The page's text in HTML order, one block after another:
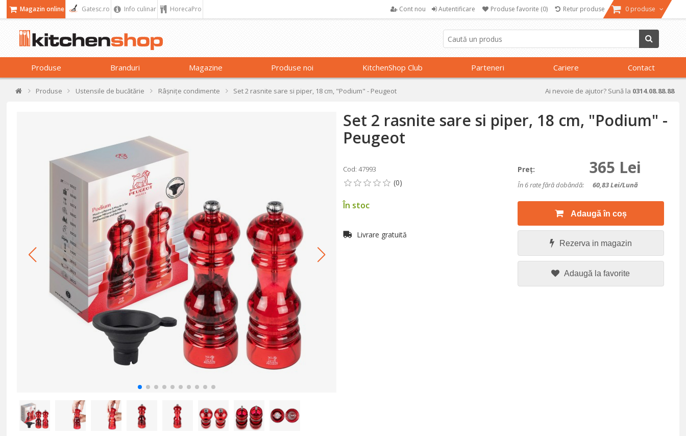
Magazin online Gatesc.ro Info culinar HorecaPro Cont nou Autentificare Produse favorite (0) Retur produse 0 produse
Produse Branduri Magazine Produse noi KitchenShop Club Parteneri Cariere Contact
Produse Ustensile de bucătărie Râșnițe condimente Set 2 rasnite sare si piper, 18 cm, "Podium" - Peugeot Ai nevoie de ajutor? Sună la 0314.08.88.88
Set 2 rasnite sare si piper, 18 cm, "Podium" -
Peugeot
Cod: 47993
În stoc
Livrare gratuită
Preţ: 365 Lei
În 6 rate fără dobândă: 60,83Lei/lună
Adaugă în coș
Rezerva in magazin
Adaugă la favorite